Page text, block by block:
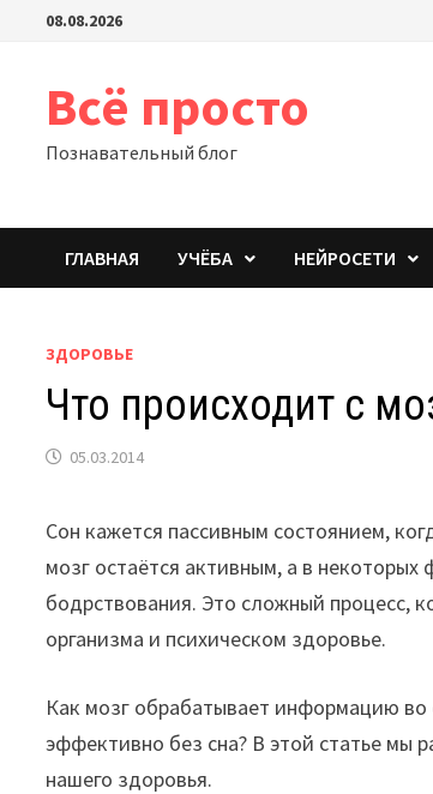
Перейти08.08.2026
Всё просто
Познавательный блог
ГЛАВНАЯ УЧЁБА НЕЙРОСЕТИ
ЗДОРОВЬЕ
Что происходит с
05.03.2014
Сон кажется пассивным состоянием,
мозг остаётся активным, а в
бодрствования. Это сложный процесс,
организма и психическом здоровье.
Как мозг обрабатывает информацию
эффективно без сна? В этой статье мы
нашего здоровья.